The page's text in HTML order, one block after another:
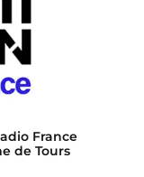
France
de Tours